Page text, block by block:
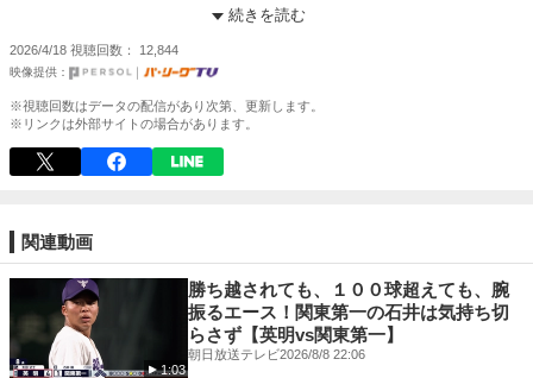
https://pacificleague.com/ptv?utm_source=sportsnavi&utm_medium=vod
続きを読む
2026/4/18 視聴回数 12,844
※視聴回数はデータの配信があり次第、更新します。
※リンクは外部サイトの場合があります。
関連動画
1:03
勝ち越されても、１００球超えても、腕
振るエース！関東第一の石井は気持ち切
らさず【英明vs関東第一】
朝日放送テレビ2026/8/8 22:06